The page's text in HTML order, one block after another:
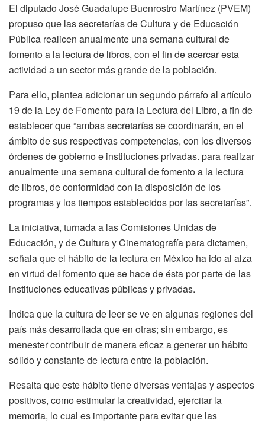
El diputado José Guadalupe Buenrostro Martínez (PVEM)
propuso que las secretarías de Cultura y de Educación
Pública realicen anualmente una semana cultural de
fomento a la lectura de libros, con el fin de acercar esta
actividad a un sector más grande de la población.
Para ello, plantea adicionar un segundo párrafo al artículo
19 de la Ley de Fomento para la Lectura del Libro, a fin de
establecer que “ambas secretarías se coordinarán, en el
ámbito de sus respectivas competencias, con los diversos
órdenes de gobierno e instituciones privadas. para realizar
anualmente una semana cultural de fomento a la lectura
de libros, de conformidad con la disposición de los
programas y los tiempos establecidos por las secretarías”.
La iniciativa, turnada a las Comisiones Unidas de
Educación, y de Cultura y Cinematografía para dictamen,
señala que el hábito de la lectura en México ha ido al alza
en virtud del fomento que se hace de ésta por parte de las
instituciones educativas públicas y privadas.
Indica que la cultura de leer se ve en algunas regiones del
país más desarrollada que en otras; sin embargo, es
menester contribuir de manera eficaz a generar un hábito
sólido y constante de lectura entre la población.
Resalta que este hábito tiene diversas ventajas y aspectos
positivos, como estimular la creatividad, ejercitar la
memoria, lo cual es importante para evitar que las